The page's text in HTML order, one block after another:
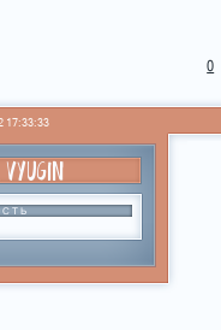
0
17:33:33
VYUGIN